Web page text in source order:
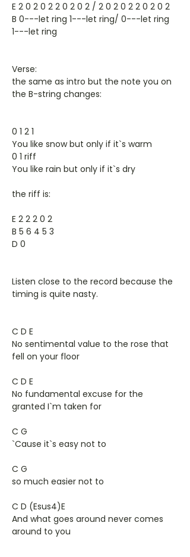
E 2 0 2 0 2 2 0 2 0 2 / 2 0 2 0 2 2 0 2 0 2
B 0---let ring 1---let ring/ 0---let ring
1---let ring
Verse:
the same as intro but the note you on
the B-string changes:
0 1 2 1
You like snow but only if it`s warm
0 1 riff
You like rain but only if it`s dry
the riff is:
E 2 2 2 0 2
B 5 6 4 5 3
D 0
Listen close to the record because the
timing is quite nasty.
C D E
No sentimental value to the rose that
fell on your floor
C D E
No fundamental excuse for the
granted I`m taken for
C G
`Cause it`s easy not to
C G
so much easier not to
C D (Esus4)E
And what goes around never comes
around to you